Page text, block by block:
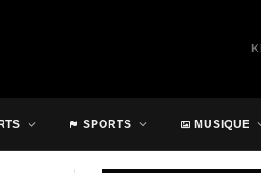
SPORTS MUSIQUE